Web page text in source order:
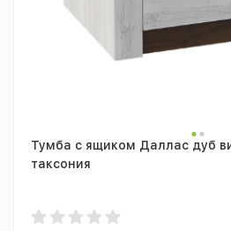
Тумба с ящиком Даллас дуб
таксония